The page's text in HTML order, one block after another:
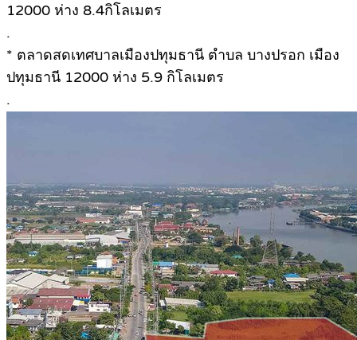
12000 ห่าง 8.4กิโลเมตร
.
* ตลาดสดเทศบาลเมืองปทุมธานี ตำบล บางปรอก เมือง
ปทุมธานี 12000 ห่าง 5.9 กิโลเมตร
.